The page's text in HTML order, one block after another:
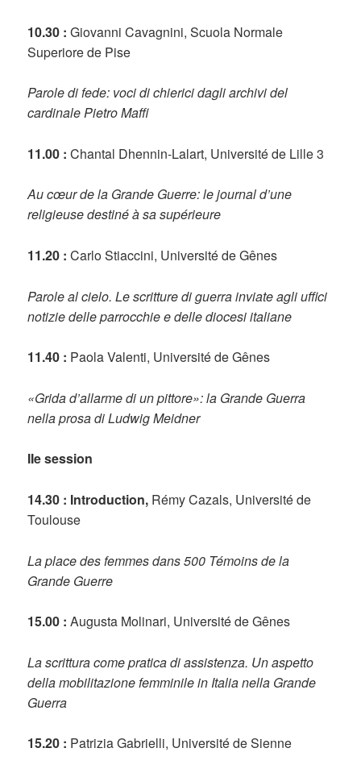
10.30 : Giovanni Cavagnini, Scuola Normale
Superiore de Pise
Parole di fede: voci di chierici dagli archivi del
cardinale Pietro Maffi
11.00 : Chantal Dhennin-Lalart, Université de Lille 3
Au cœur de la Grande Guerre: le journal d’une
religieuse destiné à sa supérieure
11.20 : Carlo Stiaccini, Université de Gênes
Parole al cielo. Le scritture di guerra inviate agli uffici
notizie delle parrocchie e delle diocesi italiane
11.40 : Paola Valenti, Université de Gênes
«Grida d’allarme di un pittore»: la Grande Guerra
nella prosa di Ludwig Meidner
IIe session
14.30 : Introduction, Rémy Cazals, Université de
Toulouse
La place des femmes dans 500 Témoins de la
Grande Guerre
15.00 : Augusta Molinari, Université de Gênes
La scrittura come pratica di assistenza. Un aspetto
della mobilitazione femminile in Italia nella Grande
Guerra
15.20 : Patrizia Gabrielli, Université de Sienne